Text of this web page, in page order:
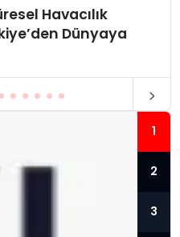
Havacılık
Dünyaya
1
2
3